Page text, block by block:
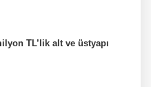
TL’lik alt ve üstyapı